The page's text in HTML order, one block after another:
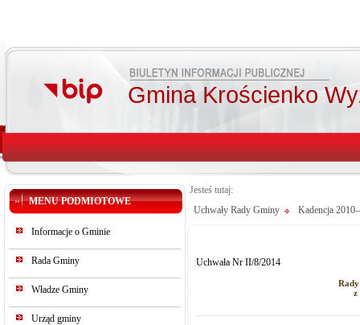
Gmina Krościenko
MENU PODMIOTOWE
Informacje o Gminie
Rada Gminy
Władze Gminy
Urząd gminy
Jesteś tutaj:
Uchwały Rady Gminy
Kadencja
Uchwała Nr II/8/2014
z